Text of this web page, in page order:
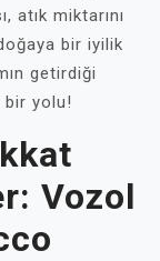
atık miktarını
bir iyilik
getirdiği
bir yolu!
Vozol